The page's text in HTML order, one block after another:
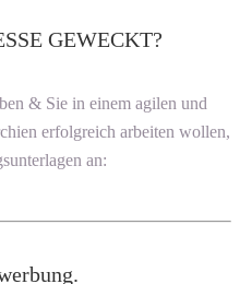
GEWECKT?
& Sie in einem agilen und
erfolgreich arbeiten wollen,
an: